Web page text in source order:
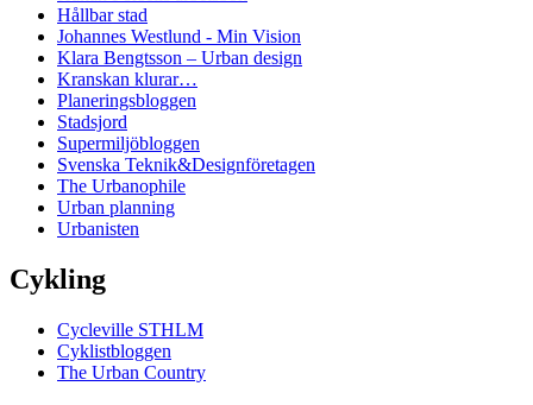
Hållbar stad
Johannes Westlund - Min Vision
Klara Bengtsson – Urban design
Kranskan klurar…
Planeringsbloggen
Stadsjord
Supermiljöbloggen
Svenska Teknik&Designföretagen
The Urbanophile
Urban planning
Urbanisten
Cykling
Cycleville STHLM
Cyklistbloggen
The Urban Country